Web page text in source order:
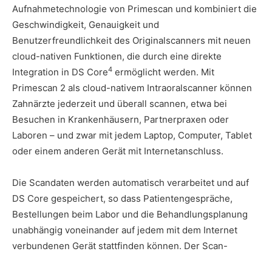
Aufnahmetechnologie von Primescan und kombiniert die
Geschwindigkeit, Genauigkeit und
Benutzerfreundlichkeit des Originalscanners mit neuen
cloud-nativen Funktionen, die durch eine direkte
Integration in DS Core4 ermöglicht werden. Mit
Primescan 2 als cloud-nativem Intraoralscanner können
Zahnärzte jederzeit und überall scannen, etwa bei
Besuchen in Krankenhäusern, Partnerpraxen oder
Laboren – und zwar mit jedem Laptop, Computer, Tablet
oder einem anderen Gerät mit Internetanschluss.
Die Scandaten werden automatisch verarbeitet und auf
DS Core gespeichert, so dass Patientengespräche,
Bestellungen beim Labor und die Behandlungsplanung
unabhängig voneinander auf jedem mit dem Internet
verbundenen Gerät stattfinden können. Der Scan-